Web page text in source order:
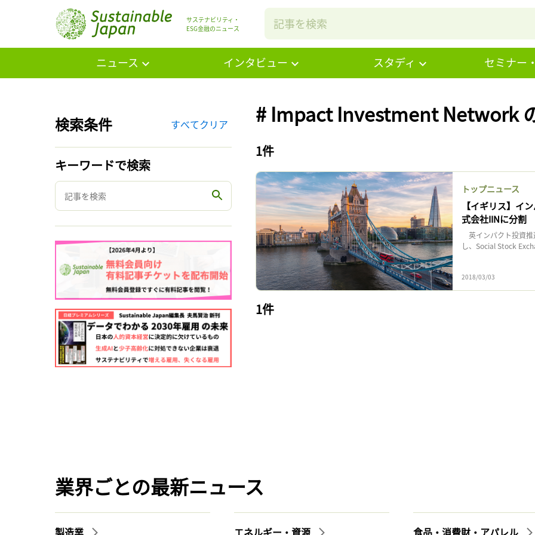
サステナビリティ・
ESG金融のニュース
ニュース インタビュー スタディ セミナー
検索条件 すべてクリア
キーワードで検索
# Impact Investment Network
1件
トップニュース
【イギリス】イ
式会社IINに分割
英インパクト投資推
し、Social Stock
2018/03/03
1件
業界ごとの最新ニュース